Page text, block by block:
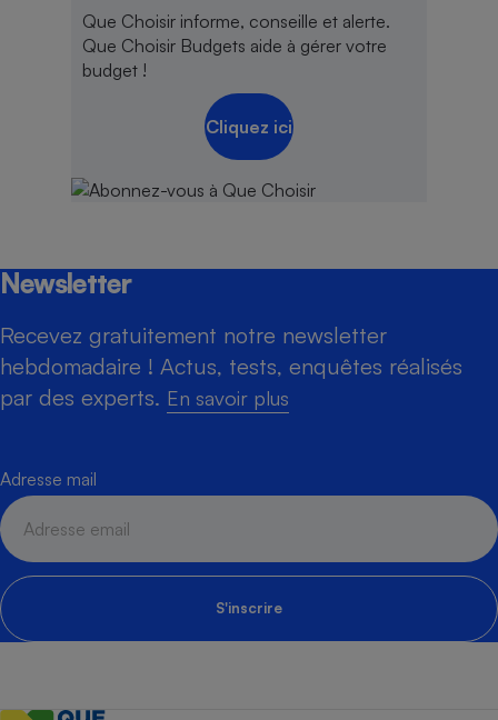
Que Choisir informe, conseille et alerte.
Que Choisir Budgets aide à gérer votre
budget !
Cliquez ici
Newsletter
Recevez gratuitement notre newsletter
hebdomadaire ! Actus, tests, enquêtes réalisés
par des experts. En savoir plus
Adresse mail
S'inscrire